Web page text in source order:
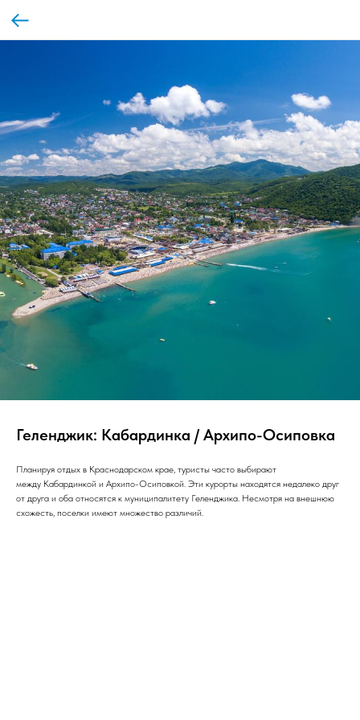
Геленджик: Кабардинка / Архипо-Осиповка
Планируя отдых в Краснодарском крае, туристы часто выбирают
между Кабардинкой и Архипо-Осиповкой. Эти курорты находятся недалеко друг
от друга и оба относятся к муниципалитету Геленджика. Несмотря на внешнюю
схожесть, поселки имеют множество различий.